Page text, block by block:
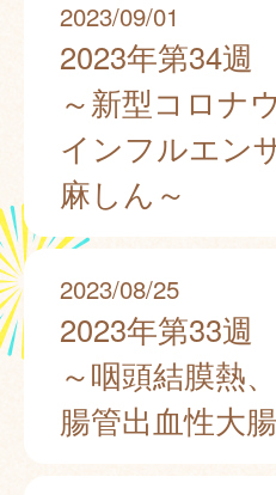
2023/09/01
2023年第34週
～新型コロナ
インフルエンザ
麻しん～
2023/08/25
2023年第33週
～咽頭結膜熱、
腸管出血性大